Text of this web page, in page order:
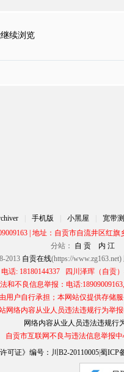
续浏览
手机版 小黑屋 宽带
| 地址：自贡市自流井区红
分站：
自 贡
内 江
2013 自贡在线(https://
话: 18180144337 四川泽珲（自贡
和不良信息举报：电话
户自行承担；本网站仅提供存储
网络内容从业人员违法违规行为举报
网络内容从业人员违法违规行
自贡市互联网不良与违法信息举报
可证》编号：川B2-20110005|蜀ICP